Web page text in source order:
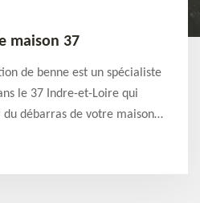
maison 37
de benne est un spécialiste
le 37 Indre-et-Loire qui
du débarras de votre maison